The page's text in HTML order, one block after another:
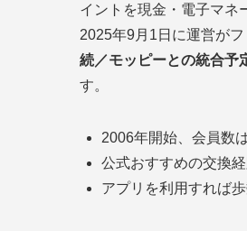
イントを現金・電子マネ
2025年9月1日に運営が
続／モッピーとの統合予
す。
2006年開始、会員数
公式おすすめの交換
アプリを利用すれば